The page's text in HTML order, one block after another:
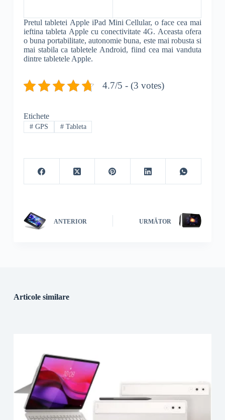
Pretul tabletei Apple iPad Mini Cellular, o face cea mai
ieftina tableta Apple cu conectivitate 4G. Aceasta ofera
o buna portabilitate, autonomie buna, este mai robusta si
mai stabila ca tabletele Android, fiind cea mai vanduta
dintre tabletele Apple.
4.7/5 - (3 votes)
Etichete
#GPS #Tableta
ANTERIOR URMĂTOR
Articole similare